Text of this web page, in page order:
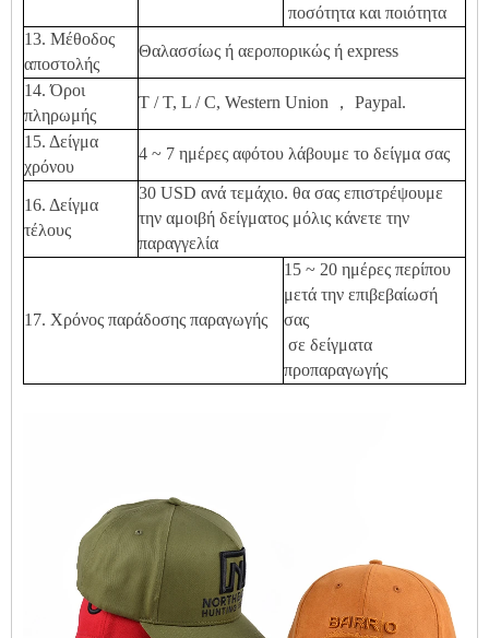
ποσότητα και ποιότητα
13. Μέθοδος
αποστολής
Θαλασσίως ή αεροπορικώς ή express
14. Όροι
πληρωμής
T / T, L / C, Western Union ， Paypal.
15. Δείγμα
χρόνου
4 ~ 7 ημέρες αφότου λάβουμε το δείγμα σας
16. Δείγμα
τέλους
30 USD ανά τεμάχιο. θα σας επιστρέψουμε
την αμοιβή δείγματος μόλις κάνετε την
παραγγελία
17. Χρόνος παράδοσης παραγωγής
15 ~ 20 ημέρες περίπου
μετά την επιβεβαίωσή
σας
σε δείγματα
προπαραγωγής